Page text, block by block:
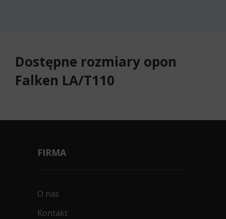
Dostępne rozmiary opon
Falken LA/T110
FIRMA
O nas
Kontakt